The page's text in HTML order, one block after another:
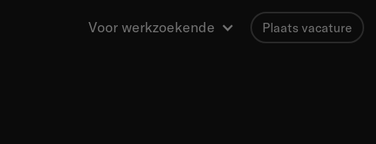
Voor werkzoekende Plaats vacature